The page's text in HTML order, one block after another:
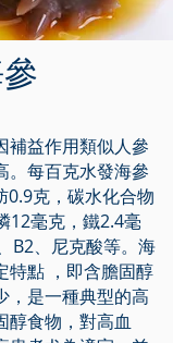
益作用類似人參
。每百克水發海參
0.9克，碳水化合物
12毫克，鐵2.4毫
B2、尼克酸等。海
特點 ，即含膽固醇
，是一種典型的高
醇食物，對高血